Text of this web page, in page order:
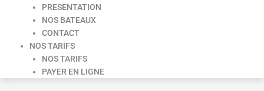
PRESENTATION
NOS BATEAUX
CONTACT
NOS TARIFS
NOS TARIFS
PAYER EN LIGNE